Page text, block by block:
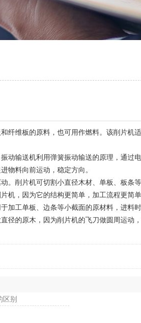
维板的原料，也可用作燃料。该削片机
输送机利用弹簧振动输送的原理，通过
物料向前运动，稳定方向。
。削片机可切割小直径木材、单板、板条
机，因为它的结构更简单，加工流程更简单
加工单板、边条等小截面的原材料，进料
径的原木，因为削片机的飞刀做圆周运动
区别